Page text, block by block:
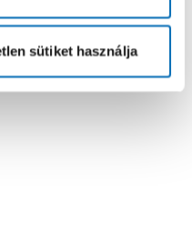
sütiket használja